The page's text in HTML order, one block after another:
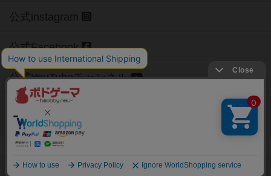
公式instagram
公式Facebook
公式YouTubeチャンネル